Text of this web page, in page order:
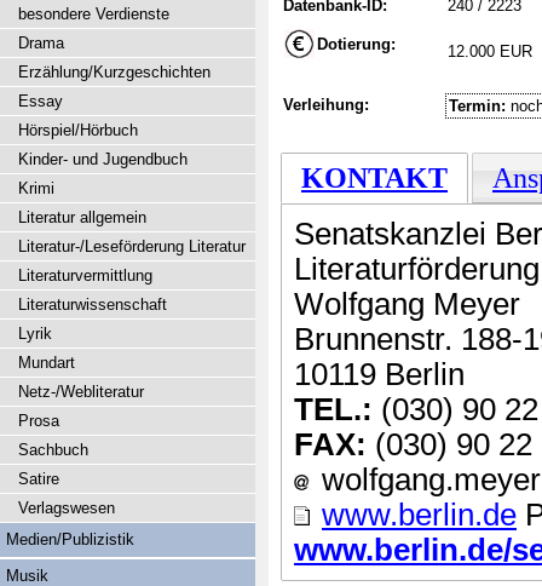
Datenbank-ID:
240 / 2223
Dotierung: 12.000 EUR
Verleihung: Termin:
KONTAKT
Senatskanzlei
Wolfgang Meyer
Brunnenstr. 188-
10119 Berlin
TEL.: (030) 90
FAX: (030) 90 22
www.berlin.de
www.berlin.de/
besondere Verdienste
Drama
Erzählung/Kurzgeschichten
Essay
Hörspiel/Hörbuch
Kinder- und Jugendbuch
Krimi
Literatur allgemein
Literatur-/Leseförderung Literatur
Literaturvermittlung
Literaturwissenschaft
Lyrik
Mundart
Netz-/Webliteratur
Prosa
Sachbuch
Satire
Verlagswesen
Medien/Publizistik
Musik